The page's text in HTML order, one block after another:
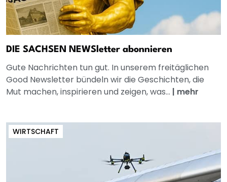
DIE SACHSEN NEWSletter abonnieren
Gute Nachrichten tun gut. In unserem freitäglichen
Good Newsletter bündeln wir die Geschichten, die
Mut machen, inspirieren und zeigen, was... | mehr
WIRTSCHAFT